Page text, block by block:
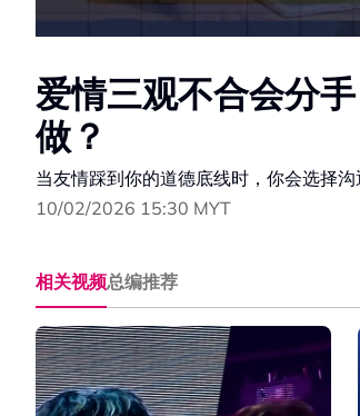
爱情三观不合会分
做？
当友情踩到你的道德底线时，你会选择沟
10/02/2026 15:30 MYT
相关视频总编推荐